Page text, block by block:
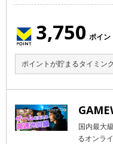
3,750 ポイン
ポイントが貯まるタイミン
国内最大
るオンラ